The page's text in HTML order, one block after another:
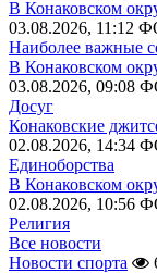
В Конаковском
03.08.2026, 11:12
Наиболее важные
В Конаковском
03.08.2026, 09:08
Досуг
Конаковские
02.08.2026, 14:34
Единоборства
В Конаковском
02.08.2026, 10:56
Религия
Все новости
Новости спорта